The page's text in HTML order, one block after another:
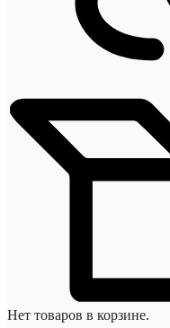
Нет товаров в корзине.